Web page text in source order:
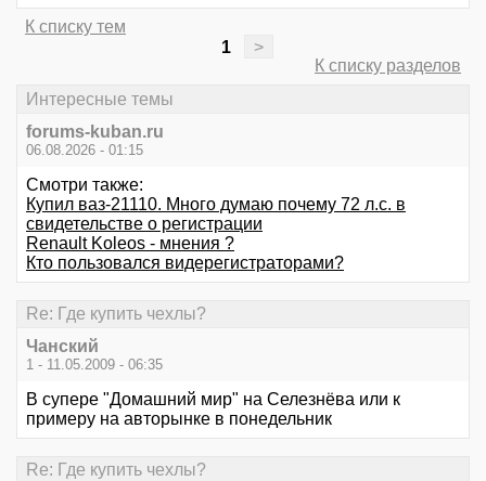
К списку тем
1
>
К списку разделов
Интересные темы
forums-kuban.ru
06.08.2026 - 01:15
Смотри также:
Купил ваз-21110. Много думаю почему 72 л.с. в
свидетельстве о регистрации
Renault Koleos - мнения ?
Кто пользовался видерегистраторами?
Re: Где купить чехлы?
Чанский
1 - 11.05.2009 - 06:35
В супере "Домашний мир" на Селезнёва или к
примеру на авторынке в понедельник
Re: Где купить чехлы?